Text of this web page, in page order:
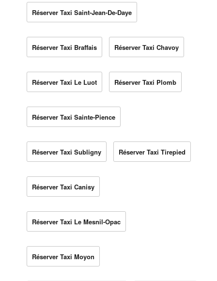
Réserver Taxi Saint-Jean-De-Daye
Réserver Taxi Braffais Réserver Taxi Chavoy
Réserver Taxi Le Luot Réserver Taxi Plomb
Réserver Taxi Sainte-Pience
Réserver Taxi Subligny Réserver Taxi Tirepied
Réserver Taxi Canisy
Réserver Taxi Le Mesnil-Opac
Réserver Taxi Moyon